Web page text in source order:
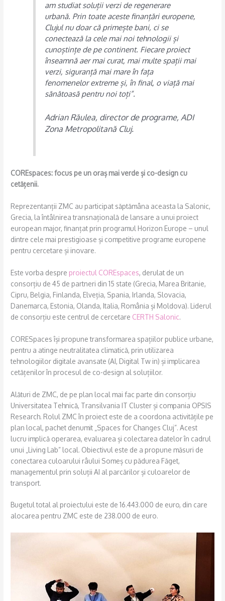
am studiat soluții verzi de regenerare
urbană. Prin toate aceste finanțări europene,
Clujul nu doar că primește bani, ci se
conectează la cele mai noi tehnologii și
cunoștințe de pe continent. Fiecare proiect
înseamnă aer mai curat, mai multe spații mai
verzi, siguranță mai mare în fața
fenomenelor extreme și, în final, o viață mai
sănătoasă pentru noi toți”.
Adrian Răulea, director de programe, ADI
Zona Metropolitană Cluj.
COREspaces: focus pe un oraș mai verde și co-design cu
cetățenii.
Reprezentanții ZMC au participat săptămâna aceasta la Salonic,
Grecia, la întâlnirea transnațională de lansare a unui proiect
european major, finanțat prin programul Horizon Europe – unul
dintre cele mai prestigioase și competitive programe europene
pentru cercetare și inovare.
Este vorba despre proiectul COREspaces, derulat de un
consorțiu de 45 de partneri din 15 state (Grecia, Marea Britanie,
Cipru, Belgia, Finlanda, Elveția, Spania, Irlanda, Slovacia,
Danemarca, Estonia, Olanda, Italia, România și Moldova). Liderul
de consorțiu este centrul de cercetare CERTH Salonic.
CORESpaces își propune transformarea spațiilor publice urbane,
pentru a atinge neutralitatea climatică, prin utilizarea
tehnologiilor digitale avansate (AI, Digital Tw in) și implicarea
cetățenilor în procesul de co-design al soluțiilor.
Alături de ZMC, de pe plan local mai fac parte din consorțiu
Universitatea Tehnică, Transilvania IT Cluster și compania OPSIS
Research. Rolul ZMC în proiect este de a coordona activitățile pe
plan local, pachet denumit „Spaces for Changes Cluj”. Acest
lucru implică operarea, evaluarea și colectarea datelor în cadrul
unui „Living Lab” local. Obiectivul este de a propune măsuri de
conectarea culoarului râului Someș cu pădurea Făget,
managementul prin soluții AI al parcărilor și culoarelor de
transport.
Bugetul total al proiectului este de 16.443.000 de euro, din care
alocarea pentru ZMC este de 238.000 de euro.